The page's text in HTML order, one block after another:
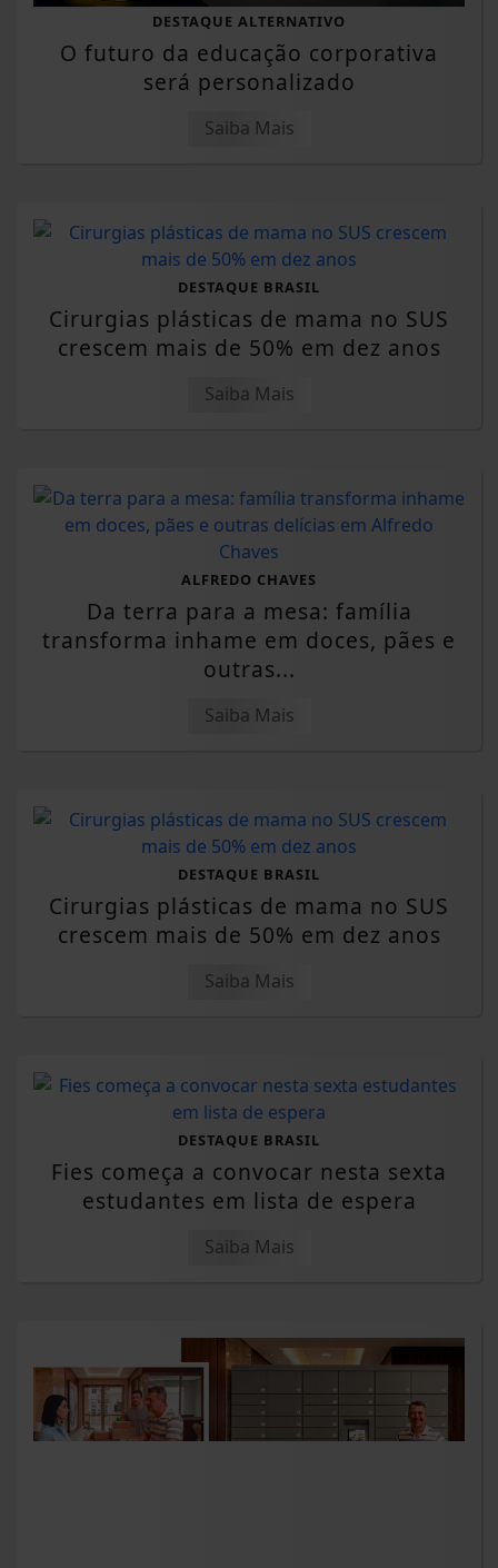
DESTAQUE ALTERNATIVO
O futuro da educação corporativa
será personalizado
Saiba Mais
DESTAQUE BRASIL
Cirurgias plásticas de mama no SUS
crescem mais de 50% em dez anos
Saiba Mais
ALFREDO CHAVES
Da terra para a mesa: família
transforma inhame em doces, pães e
outras...
Saiba Mais
DESTAQUE BRASIL
Cirurgias plásticas de mama no SUS
crescem mais de 50% em dez anos
Saiba Mais
DESTAQUE BRASIL
Fies começa a convocar nesta sexta
estudantes em lista de espera
Saiba Mais